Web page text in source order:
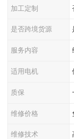
加工定制
是否跨境货源
服务内容
适用电机
质保
维修价格
维修技术